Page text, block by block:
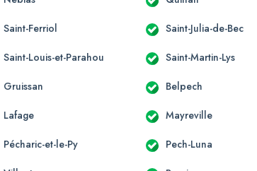
Saint-Ferriol Saint-Julia-de-Bec
Saint-Louis-et-Parahou Saint-Martin-Lys
Gruissan Belpech
Lafage Mayreville
Pécharic-et-le-Py Pech-Luna